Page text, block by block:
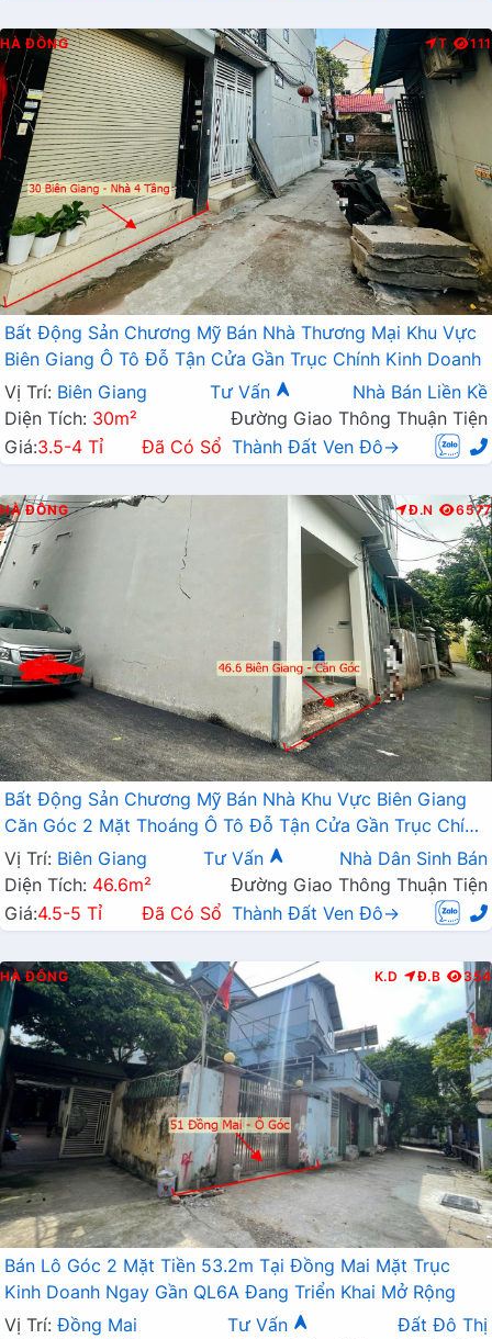
HÀ ĐÔNG T 111
Bất Động Sản Chương Mỹ Bán Nhà Thương Mại Khu Vực
Biên Giang Ô Tô Đỗ Tận Cửa Gần Trục Chính Kinh Doanh
Vị Trí: Biên Giang Tư Vấn
Nhà Bán Liền Kề
Diện Tích: 30m²
Đường Giao Thông Thuận Tiện
Giá:3.5-4 Tỉ Đã Có Sổ Thành Đất Ven Đô→
HÀ ĐÔNG Đ.N 6577
Bất Động Sản Chương Mỹ Bán Nhà Khu Vực Biên Giang
Căn Góc 2 Mặt Thoáng Ô Tô Đỗ Tận Cửa Gần Trục Chính
Kinh Doanh
Vị Trí: Biên Giang Tư Vấn
Nhà Dân Sinh Bán
Diện Tích: 46.6m²
Đường Giao Thông Thuận Tiện
Giá:4.5-5 Tỉ Đã Có Sổ Thành Đất Ven Đô→
HÀ ĐÔNG K.D Đ.B 354
Bán Lô Góc 2 Mặt Tiền 53.2m Tại Đồng Mai Mặt Trục
Kinh Doanh Ngay Gần QL6A Đang Triển Khai Mở Rộng
Vị Trí: Đồng Mai Tư Vấn
Đất Đô Thị